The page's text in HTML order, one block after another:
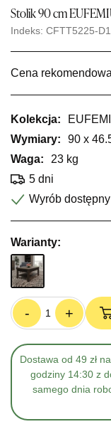
Stolik 90 cm
Indeks: CFTT5225-
Cena
Kolekcja:
Wymiary:
90 x
Waga:
23 kg
5 dni
Wyrób dostępny
Warianty:
- +
Dostawa od 49 zł
godziny 14:30 z
samego dnia